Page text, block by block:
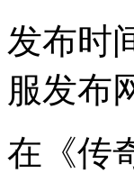
发布时
服发布
在《传